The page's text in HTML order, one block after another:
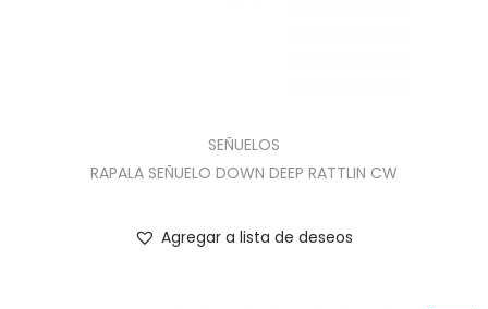
SEÑUELOS
RAPALA SEÑUELO DOWN DEEP RATTLIN CW
Agregar a lista de deseos